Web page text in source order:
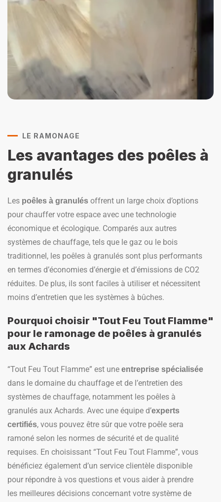
LE RAMONAGE
Les avantages des poêles à
granulés
Les poêles à granulés offrent un large choix d’options
pour chauffer votre espace avec une technologie
économique et écologique. Comparés aux autres
systèmes de chauffage, tels que le gaz ou le bois
traditionnel, les poêles à granulés sont plus performants
en termes d’économies d’énergie et d’émissions de CO2
réduites. De plus, ils sont faciles à utiliser et nécessitent
moins d’entretien que les systèmes à bûches.
Pourquoi choisir "Tout Feu Tout Flamme"
pour le ramonage de poêles à granulés
aux Achards
“Tout Feu Tout Flamme” est une entreprise spécialisée
dans le domaine du chauffage et de l’entretien des
systèmes de chauffage, notamment les poêles à
granulés aux Achards. Avec une équipe d’experts
certifiés, vous pouvez être sûr que votre poêle sera
ramoné selon les normes de sécurité et de qualité
requises. En choisissant “Tout Feu Tout Flamme”, vous
bénéficiez également d’un service clientèle disponible
pour répondre à vos questions et vous aider à prendre
les meilleures décisions concernant votre système de